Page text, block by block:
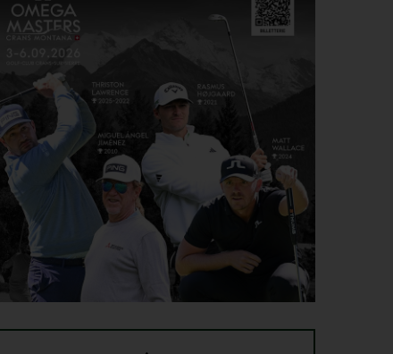
4
AOÛT
Solheim Cup 2026 : ces cinq joueuses qui restent à
quai malgré leur candidature
SOLHEIM CUP 2026 > QUALIFIÉES !
Angel Yin et Jennifer Kupcho rejoignent Nelly
Korda dans la liste des qualifiées pour la Solheim
Cup 2026
AOÛT
PGA TOUR > PÉPITE
Qui est Tommy Morrison, la nouvelle pépite qui
s’apprête à débarquer sur le PGA Tour ?
4
AOÛT
WYNDHAM CHAMPIONSHIP > FEDEXCUP
FedExCup : Bradley, Day, Koepka, Finau… Pavon
et Saddier jouent gros au Wyndham Championship
WYNDHAM CHAMPIONSHIP > PGA TOUR
Patrick Cantlay et Michael Thorbjornsen renoncent
au Wyndham Championship